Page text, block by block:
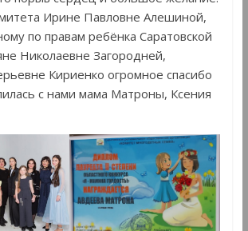
Ирине Павловне Алешиной,
по правам ребёнка Саратовской
Николаевне Загородней,
Кириенко огромное спасибо
с нами мама Матроны, Ксения